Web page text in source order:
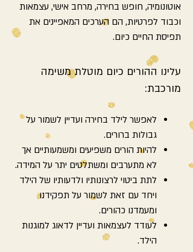
אוטונומיה, חופש בחירה, מרחב אישי, עצמאות
וכבוד לפרטיות, הם הערכים המאפיינים את
תפיסת החיים כיום.
עלינו ההורים כיום מוטלת משימה
מורכבת:
לאפשר לילד בחירה ועדיין לשמור על
גבולות ברורים.
להיות הורים משפיעים ומשמעותיים אך
לא מתערבים ומשתלטים יתר על המידה.
לתת ביטוי לרצונותיו ולדעותיו של הילד
ויחד עם זאת לשמור על תפקידנו
ומעמדנו כהורים.
לעודד לעצמאות ועדיין לדאוג למוגנות
הילד.